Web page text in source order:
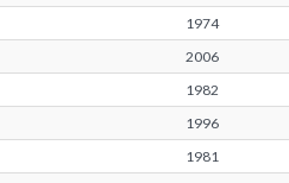
1974
2006
1982
1996
1981